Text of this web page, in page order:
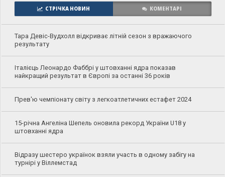
СТРІЧКА НОВИН КОМЕНТАРІ
Тара Девіс-Вудхолл відкриває літній сезон з вражаючого
результату
Італієць Леонардо Фаббрі у штовханні ядра показав
найкращий результат в Європі за останні 36 років
Прев'ю чемпіонату світу з легкоатлетичних естафет 2024
15-річна Ангеліна Шепель оновила рекорд України U18 у
штовханні ядра
Відразу шестеро українок взяли участь в одному забігу на
турнірі у Віллемстад